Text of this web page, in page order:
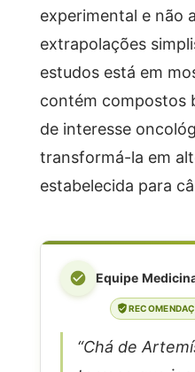
experimental e não
extrapolações
estudos está em
contém compostos
de interesse
transformá-la em
estabelecida para
Equipe
“Chá de